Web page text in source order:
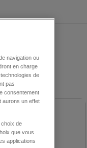
navigation ou
en charge
de
pas
consentement
aurons un effet
de
que vous
applications